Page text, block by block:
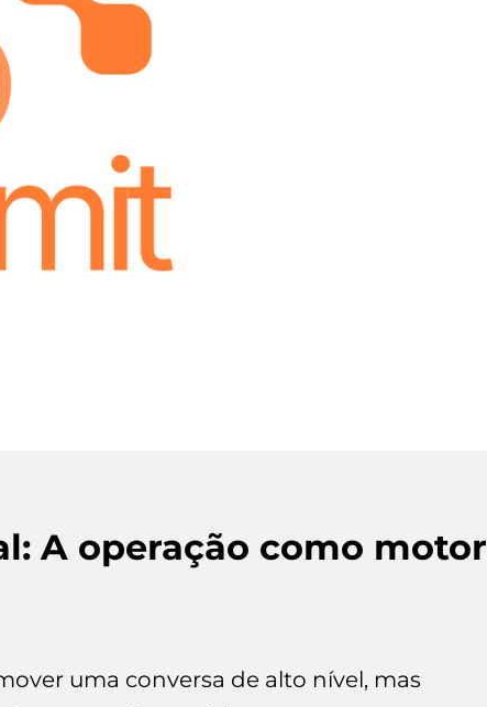
A operação como
uma conversa de alto nível, mas